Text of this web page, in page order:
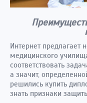
Интернет предлагает
медицинского
соответствовать
а значит,
решились купить
знать признаки